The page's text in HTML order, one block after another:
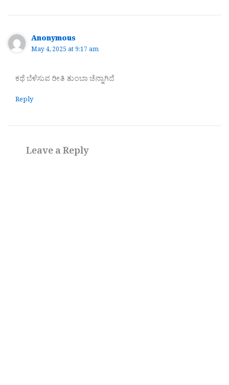
Anonymous
May 4, 2025 at 9:17 am
ಕಥೆ ಬೆಳೆಸುವ ರೀತಿ ತುಂಬಾ ಚೆನ್ನಾಗಿದೆ
Reply
Leave a Reply